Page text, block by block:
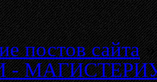
постов сайта»